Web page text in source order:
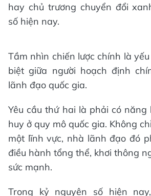
hay chủ trương chuyển đổi
số hiện nay.
Tầm nhìn chiến lược chính là
biệt giữa người hoạch định
lãnh đạo quốc gia.
Yêu cầu thứ hai là phải có năng
huy ở quy mô quốc gia. Không
một lĩnh vực, nhà lãnh đạo đó
điều hành tổng thể, khơi thông
sức mạnh.
Trong kỷ nguyên số hiện